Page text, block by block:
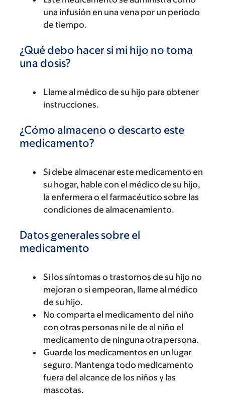
una infusión en una vena por un periodo
de tiempo.
¿Qué debo hacer si mi hijo no toma
una dosis?
Llame al médico de su hijo para obtener
instrucciones.
¿Cómo almaceno o descarto este
medicamento?
Si debe almacenar este medicamento en
su hogar, hable con el médico de su hijo,
la enfermera o el farmacéutico sobre las
condiciones de almacenamiento.
Datos generales sobre el
medicamento
Si los síntomas o trastornos de su hijo no
mejoran o si empeoran, llame al médico
de su hijo.
No comparta el medicamento del niño
con otras personas ni le de al niño el
medicamento de ninguna otra persona.
Guarde los medicamentos en un lugar
seguro. Mantenga todo medicamento
fuera del alcance de los niños y las
mascotas.